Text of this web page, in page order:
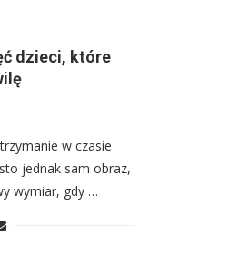
dzieci, które
w czasie
jednak sam obraz,
wymiar, gdy …